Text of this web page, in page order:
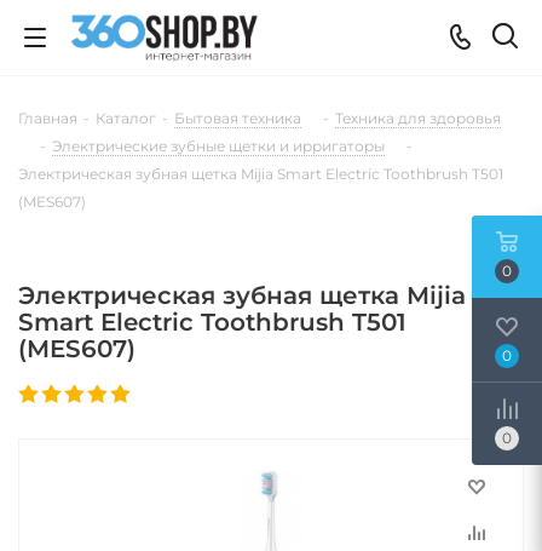
Главная - Каталог - Бытовая техника - Техника для здоровья
- Электрические зубные щетки и ирригаторы
-
Электрическая зубная щетка Mijia Smart Electric Toothbrush T501
(MES607)
Электрическая зубная щетка Mijia
Smart Electric Toothbrush T501
(MES607)
0
0
0